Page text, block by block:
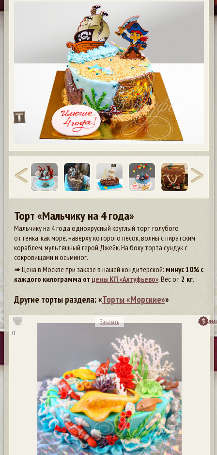
Торт «Мальчику на 4 года»
Мальчику на 4 года одноярусный круглый торт голубого
оттенка, как море, наверху которого песок, волны с пиратским
кораблем, мультяшный герой Джейк. На боку торта сундук с
сокровищами и осьминог.
➠ Цена в Москве при заказе в нашей кондитерской: минус 10% с
каждого килограмма от цены КП «Алтуфьево». Вес от 2 кг.
Другие торты раздела: «Торты «Морские»»
0
Заказать